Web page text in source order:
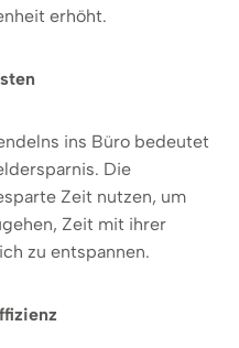
erhöht.
ins Büro bedeutet
Die
Zeit nutzen, um
Zeit mit ihrer
zu entspannen.